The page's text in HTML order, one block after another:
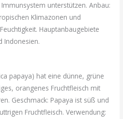
unterstützen. Anbau:
Klimazonen und
Hauptanbaugebiete
Indonesien.
papaya) hat eine dünne, grüne
orangenes Fruchtfleisch mit
Geschmack: Papaya ist süß und
Fruchtfleisch. Verwendung: